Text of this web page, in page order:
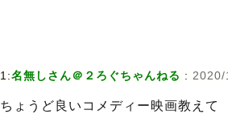
1:名無しさん＠２ろぐちゃんねる :
ちょうど良いコメディー映画教えて